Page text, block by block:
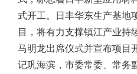
式开工。日丰华东生产基地
目，将有力支撑镇江产业持
马明龙出席仪式并宣布项目
记巩海滨，市委常委、常务